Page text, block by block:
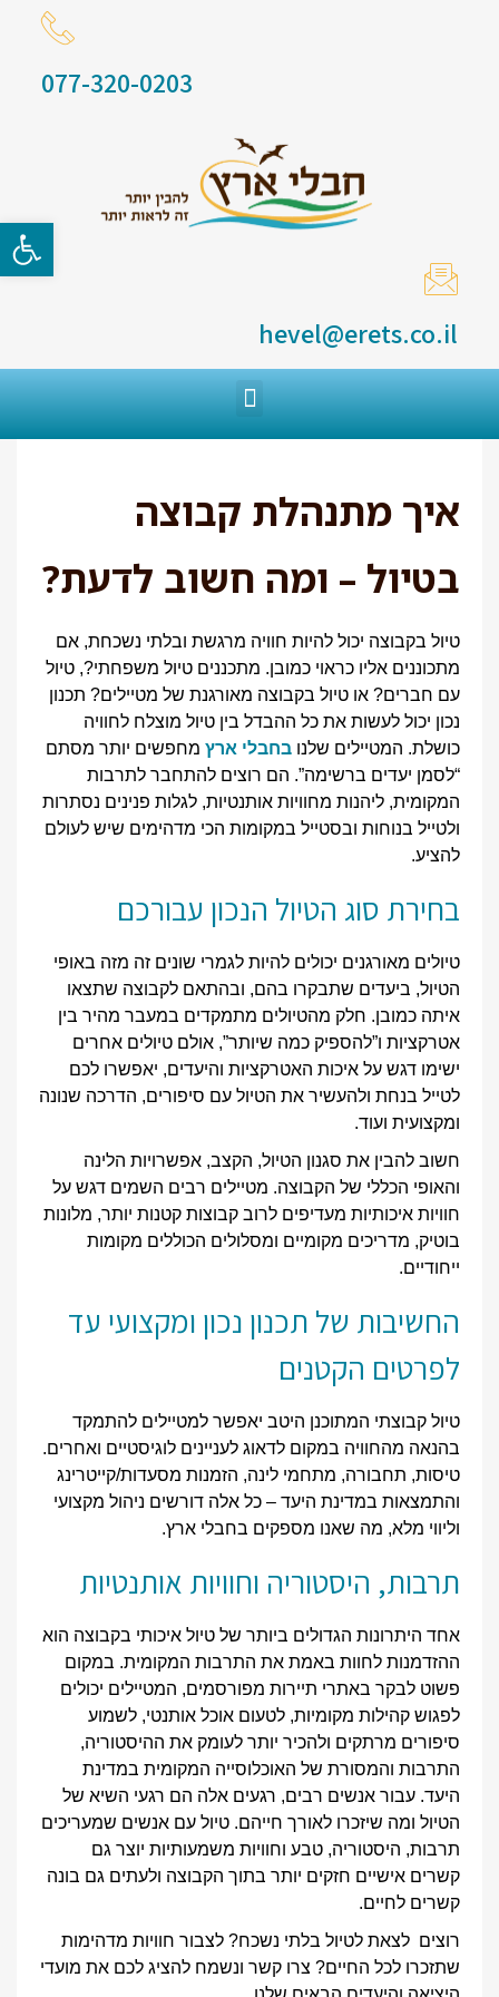
077-320-0203
hevel@erets.co.il
איך מתנהלת קבוצה
בטיול – ומה חשוב לדעת?
טיול בקבוצה יכול להיות חוויה מרגשת ובלתי נשכחת, אם
מתכוננים אליו כראוי כמובן. מתכננים טיול משפחתי?, טיול
עם חברים? או טיול בקבוצה מאורגנת של מטיילים? תכנון
נכון יכול לעשות את כל ההבדל בין טיול מוצלח לחוויה
כושלת. המטיילים שלנו בחבלי ארץ מחפשים יותר מסתם
“לסמן יעדים ברשימה”. הם רוצים להתחבר לתרבות
המקומית, ליהנות מחוויות אותנטיות, לגלות פנינים נסתרות
ולטייל בנוחות ובסטייל במקומות הכי מדהימים שיש לעולם
להציע.
בחירת סוג הטיול הנכון עבורכם
טיולים מאורגנים יכולים להיות לגמרי שונים זה מזה באופי
הטיול, ביעדים שתבקרו בהם, ובהתאם לקבוצה שתצאו
איתה כמובן. חלק מהטיולים מתמקדים במעבר מהיר בין
אטרקציות ו”להספיק כמה שיותר”, אולם טיולים אחרים
ישימו דגש על איכות האטרקציות והיעדים, יאפשרו לכם
לטייל בנחת ולהעשיר את הטיול עם סיפורים, הדרכה שנונה
ומקצועית ועוד.
חשוב להבין את סגנון הטיול, הקצב, אפשרויות הלינה
והאופי הכללי של הקבוצה. מטיילים רבים השמים דגש על
חוויות איכותיות מעדיפים לרוב קבוצות קטנות יותר, מלונות
בוטיק, מדריכים מקומיים ומסלולים הכוללים מקומות
ייחודיים.
החשיבות של תכנון נכון ומקצועי עד
לפרטים הקטנים
טיול קבוצתי המתוכנן היטב יאפשר למטיילים להתמקד
בהנאה מהחוויה במקום לדאוג לעניינים לוגיסטיים ואחרים.
טיסות, תחבורה, מתחמי לינה, הזמנות מסעדות/קייטרינג
והתמצאות במדינת היעד – כל אלה דורשים ניהול מקצועי
וליווי מלא, מה שאנו מספקים בחבלי ארץ.
תרבות, היסטוריה וחוויות אותנטיות
אחד היתרונות הגדולים ביותר של טיול איכותי בקבוצה הוא
ההזדמנות לחוות באמת את התרבות המקומית. במקום
פשוט לבקר באתרי תיירות מפורסמים, המטיילים יכולים
לפגוש קהילות מקומיות, לטעום אוכל אותנטי, לשמוע
סיפורים מרתקים ולהכיר יותר לעומק את ההיסטוריה,
התרבות והמסורת של האוכלוסייה המקומית במדינת
היעד. עבור אנשים רבים, רגעים אלה הם רגעי השיא של
הטיול ומה שיזכרו לאורך חייהם. טיול עם אנשים שמעריכים
תרבות, היסטוריה, טבע וחוויות משמעותיות יוצר גם
קשרים אישיים חזקים יותר בתוך הקבוצה ולעתים גם בונה
קשרים לחיים.
רוצים לצאת לטיול בלתי נשכח? לצבור חוויות מדהימות
שתזכרו לכל החיים? צרו קשר ונשמח להציג לכם את מועדי
פתח